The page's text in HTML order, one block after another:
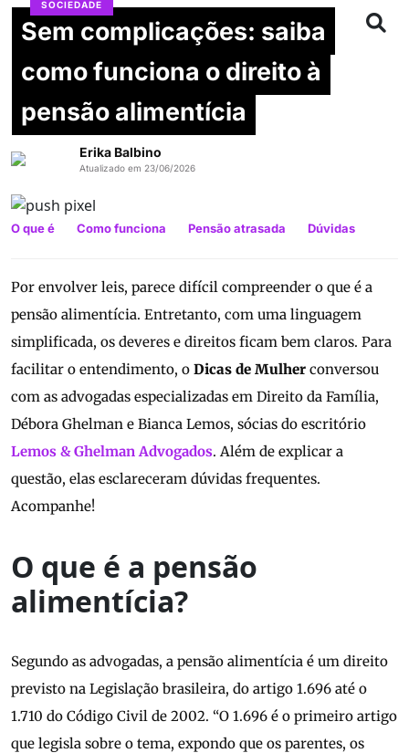
SOCIEDADE
Sem complicações: saiba
como funciona o direito à
pensão alimentícia
Erika Balbino
Atualizado em 23/06/2026
O que é Como funciona Pensão atrasada Dúvidas
Por envolver leis, parece difícil compreender o que é a
pensão alimentícia. Entretanto, com uma linguagem
simplificada, os deveres e direitos ficam bem claros. Para
facilitar o entendimento, o Dicas de Mulher conversou
com as advogadas especializadas em Direito da Família,
Débora Ghelman e Bianca Lemos, sócias do escritório
Lemos & Ghelman Advogados. Além de explicar a
questão, elas esclareceram dúvidas frequentes.
Acompanhe!
O que é a pensão
alimentícia?
Segundo as advogadas, a pensão alimentícia é um direito
previsto na Legislação brasileira, do artigo 1.696 até o
1.710 do Código Civil de 2002. “O 1.696 é o primeiro artigo
que legisla sobre o tema, expondo que os parentes, os